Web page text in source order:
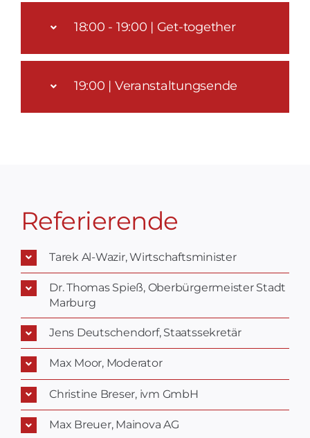
18:00 - 19:00 | Get-together
19:00 | Veranstaltungsende
Referierende
Tarek Al-Wazir, Wirtschaftsminister
Dr. Thomas Spieß, Oberbürgermeister Stadt
Marburg
Jens Deutschendorf, Staatssekretär
Max Moor, Moderator
Christine Breser, ivm GmbH
Max Breuer, Mainova AG